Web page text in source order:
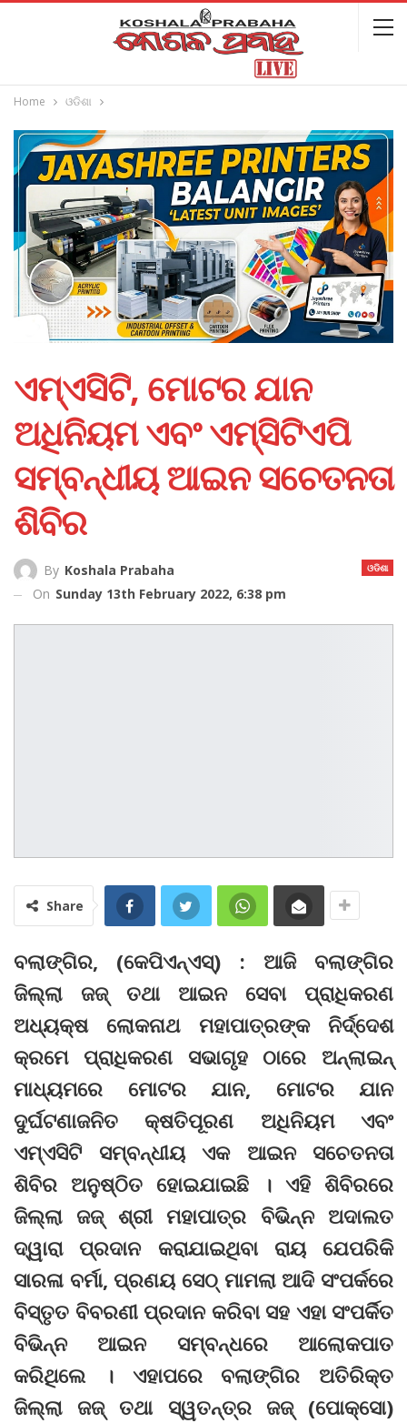
Home ଓଡିଶା
ଏମ୍‌ଏସିଟି, ମୋଟର ଯାନ
ଅଧିନିୟମ ଏବଂ ଏମ୍‌ସିଟିଏପି
ସମ୍ବନ୍ଧୀୟ ଆଇନ ସଚେତନତା
ଶିବିର
ଓଡିଶା
By Koshala Prabaha
On Sunday 13th February 2022, 6:38 pm
Share
ବଲାଙ୍ଗିର, (କେପିଏନ୍‌ଏସ୍‌) : ଆଜି ବଲାଙ୍ଗିର
ଜିଲ୍ଲା ଜଜ୍‌ ତଥା ଆଇନ ସେବା ପ୍ରାଧିକରଣ
ଅଧ୍ୟକ୍ଷ ଲୋକନାଥ ମହାପାତ୍ରଙ୍କ ନିର୍ଦ୍ଦେଶ
କ୍ରମେ ପ୍ରାଧିକରଣ ସଭାଗୃହ ଠାରେ ଅନ୍‌ଲାଇନ୍‌
ମାଧ୍ୟମରେ ମୋଟର ଯାନ, ମୋଟର ଯାନ
ଦୁର୍ଘଟଣାଜନିତ କ୍ଷତିପୂରଣ ଅଧିନିୟମ ଏବଂ
ଏମ୍‌ଏସିଟି ସମ୍ବନ୍ଧୀୟ ଏକ ଆଇନ ସଚେତନତା
ଶିବିର ଅନୁଷ୍ଠିତ ହୋଇଯାଇଛି । ଏହି ଶିବିରରେ
ଜିଲ୍ଲା ଜଜ୍‌ ଶ୍ରୀ ମହାପାତ୍ର ବିଭିନ୍ନ ଅଦାଲତ
ଦ୍ୱାରା ପ୍ରଦାନ କରାଯାଇଥିବା ରାୟ ଯେପରିକି
ସାରଳା ବର୍ମା, ପ୍ରଣୟ ସେଠ୍‌ ମାମଲା ଆଦି ସଂପର୍କରେ
ବିସ୍ତୃତ ବିବରଣୀ ପ୍ରଦାନ କରିବା ସହ ଏହା ସଂପର୍କିତ
ବିଭିନ୍ନ ଆଇନ ସମ୍ବନ୍ଧରେ ଆଲୋକପାତ
କରିଥିଲେ । ଏହାପରେ ବଲାଙ୍ଗିର ଅତିରିକ୍ତ
ଜିଲ୍ଲା ଜଜ୍‌ ତଥା ସ୍ୱତନ୍ତ୍ର ଜଜ୍‌ (ପୋକ୍‌ସୋ)